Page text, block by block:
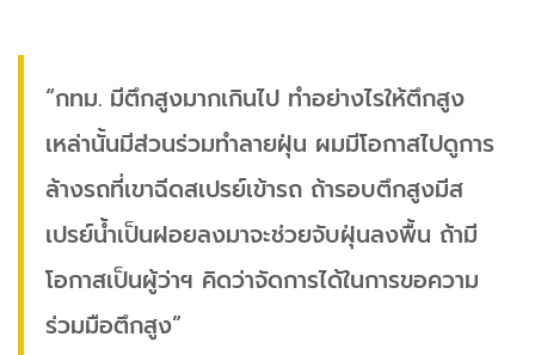
“กทม. มีตึกสูงมากเกินไป ทำอย่างไรให้ตึกสูง
เหล่านั้นมีส่วนร่วมทำลายฝุ่น ผมมีโอกาสไปดูการ
ล้างรถที่เขาฉีดสเปรย์เข้ารถ ถ้ารอบตึกสูงมีส
เปรย์น้ำเป็นฝอยลงมาจะช่วยจับฝุ่นลงพื้น ถ้ามี
โอกาสเป็นผู้ว่าฯ คิดว่าจัดการได้ในการขอความ
ร่วมมือตึกสูง”